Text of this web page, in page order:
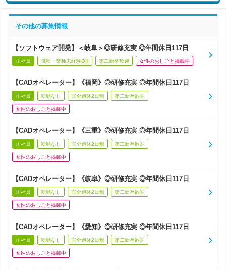
その他の募集情報
【ソフトウェア開発】＜岐阜＞◎研修充実 ◎年間休日117日
正社員 職種・業種未経験OK 第二新卒歓迎 女性のおしごと掲載中
【CADオペレーター】《福岡》◎研修充実 ◎年間休日117日
正社員 転勤なし 完全週休2日制 第二新卒歓迎
女性のおしごと掲載中
【CADオペレーター】《三重》◎研修充実 ◎年間休日117日
正社員 転勤なし 完全週休2日制 第二新卒歓迎
女性のおしごと掲載中
【CADオペレーター】《岐阜》◎研修充実 ◎年間休日117日
正社員 転勤なし 完全週休2日制 第二新卒歓迎
女性のおしごと掲載中
【CADオペレーター】《愛知》◎研修充実 ◎年間休日117日
正社員 転勤なし 完全週休2日制 第二新卒歓迎
女性のおしごと掲載中